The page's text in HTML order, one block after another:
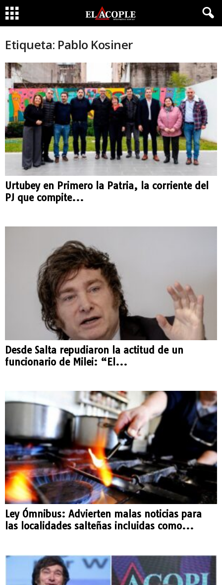
Etiqueta: Pablo Kosiner
Urtubey en Primero la Patria, la corriente del
PJ que compite...
Desde Salta repudiaron la actitud de un
funcionario de Milei: “El...
Ley Ómnibus: Advierten malas noticias para
las localidades salteñas incluidas como...